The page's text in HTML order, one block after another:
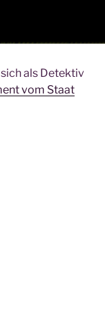
als Detektiv
vom Staat